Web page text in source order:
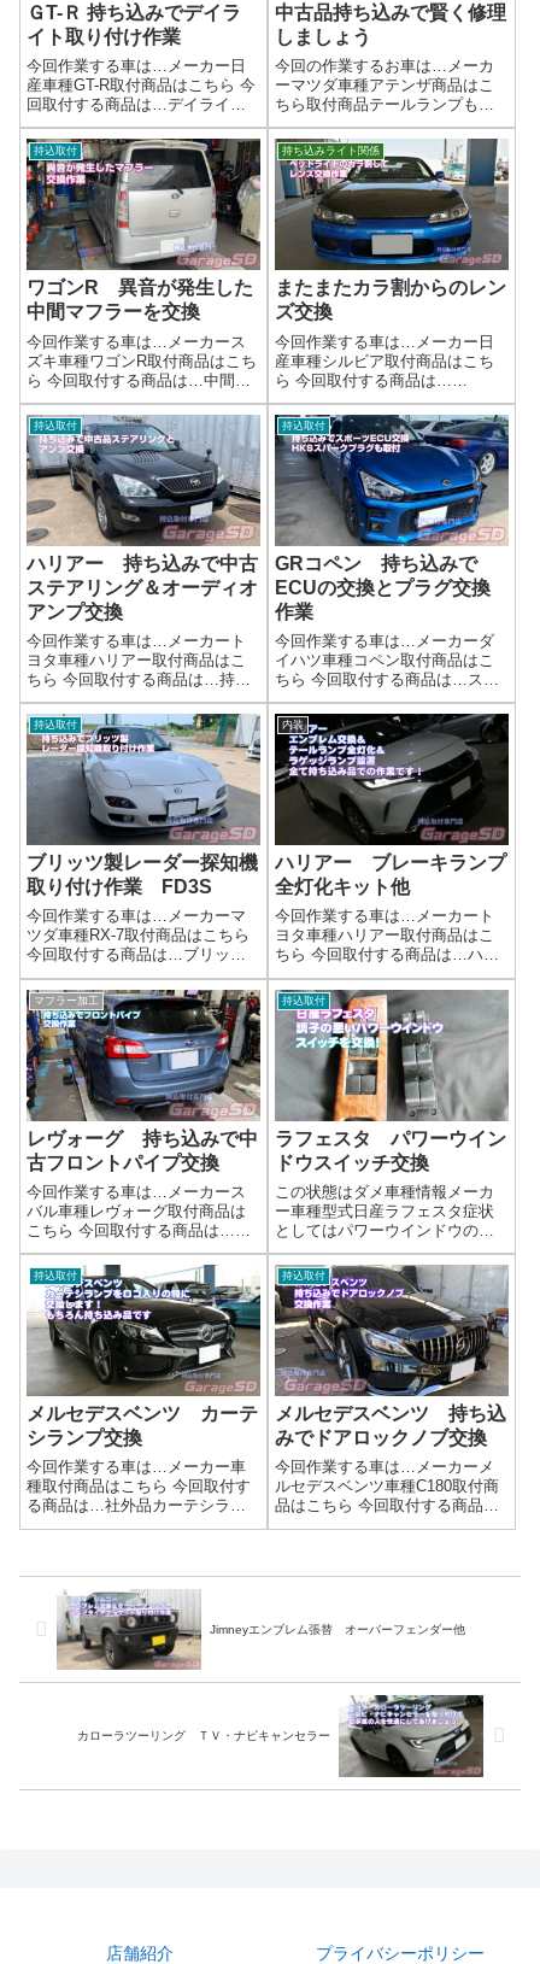
ＧT-Ｒ 持ち込みでデイラ
イト取り付け作業
今回作業する車は…メーカー日
産車種GT-R取付商品はこちら 今
回取付する商品は…デイライト
キット 純正っぽいです作業写
真GT-Rは外装取り外しとか、め
ちゃめちゃ大変なのでDIYでやる
人は頑張ってください(^^)/作業完
了持ち込みで電装品取り...
中古品持ち込みで賢く修理
しましょう
今回の作業するお車は…メーカ
ーマツダ車種アテンザ商品はこ
ちら取付商品テールランプもち
ろん中古品です(^^)/ディーラー様
だと新品に交換されちゃいます
からね🚗 中古パーツで賢く修
理！外装リペアサービス受付中
「ちょっとぶつけちゃった…」
「中古で...
持込取付
ワゴンR 異音が発生した
中間マフラーを交換
今回作業する車は…メーカース
ズキ車種ワゴンR取付商品はこち
ら 今回取付する商品は…中間マ
フラー リビルト品ですよく不
具合が出る場所だったりすると
リビルト品があったりします('ω')
ノ作業写真サクッと交換完了～
軽自動車のマフラーは社外新品
やリ...
持ち込みライト関係
またまたカラ割からのレン
ズ交換
今回作業する車は…メーカー日
産車種シルビア取付商品はこち
ら 今回取付する商品は…
WISESQUARE リペアレンズキ
ット for S15シルビアたしかこれ
だったはず…( 一一)作業写真シ
ルビアのカラ割は何度もこなし
ているので、慣れたもんです...
持込取付
ハリアー 持ち込みで中古
ステアリング＆オーディオ
アンプ交換
今回作業する車は…メーカート
ヨタ車種ハリアー取付商品はこ
ちら 今回取付する商品は…持ち
込みでステアリングとJBLオーデ
ィオアンプちゃんとご自身の車
と適合が取れているのであれ
ば、取り付けは可能です。適合
確認は必ずご自身でしっかりと
確認するよう...
持込取付
GRコペン 持ち込みで
ECUの交換とプラグ交換
作業
今回作業する車は…メーカーダ
イハツ車種コペン取付商品はこ
ちら 今回取付する商品は…スポ
ーツECU HKSスパークプラグ
作業写真交換完了スポーツECU
なので、この後の走行が楽しみ
ですね('ω')ノ作業完了持ち込みで
のECU交換作業はガレージＳ...
持込取付
ブリッツ製レーダー探知機
取り付け作業 FD3S
今回作業する車は…メーカーマ
ツダ車種RX-7取付商品はこちら
今回取付する商品は…ブリッツ
製 TL24ABん。オートバックス
限定モデルｗ作業写真取り付け
作業完了です作業完了持ち込み
品取り付け作業はガレージＳＤ
にお任せください(^^)/作業時...
内装
ハリアー ブレーキランプ
全灯化キット他
今回作業する車は…メーカート
ヨタ車種ハリアー取付商品はこ
ちら 今回取付する商品は…ハリ
アーエンブレムブレーキランプ
全灯化キットラゲッジランプキ
ット作業写真ラゲッジスペース
の視認性がとても良くなりまし
た。電源スイッチ付きなので、
操作性も抜群で...
マフラー加工
レヴォーグ 持ち込みで中
古フロントパイプ交換
今回作業する車は…メーカース
バル車種レヴォーグ取付商品は
こちら 今回取付する商品は…メ
ーカー不明 フロントパイプマ
フラー持ち込み時の注意点マフ
ラー持ち込み時の注意点交換マ
フラーの部品は揃っているかガ
スケットは新品で用意してある
か曲がりなどが...
持込取付
ラフェスタ パワーウイン
ドウスイッチ交換
この状態はダメ車種情報メーカ
ー車種型式日産ラフェスタ症状
としてはパワーウインドウのス
イッチが効いたり効かなかった
り…(/ω＼)ウインドウレギュレー
ターや、モーターが故障してい
る場合もあるので、しっかり故
障診断してから購入しましょ
う。故障診断...
持込取付
メルセデスベンツ カーテ
シランプ交換
今回作業する車は…メーカー車
種取付商品はこちら 今回取付す
る商品は…社外品カーテシラン
プAmazonで検索すると大量に出
ね。あとがきもともとカーテシ
ランプが付いていて電源が来て
いる物に...
持込取付
メルセデスベンツ 持ち込
みでドアロックノブ交換
今回作業する車は…メーカーメ
ルセデスベンツ車種C180取付商
品はこちら 今回取付する商品
は…中国製のドアロックノブで
けもお気軽にお申し付けくださ
ガレージＳＤ...
Jimneyエンブレム張替 オーバーフェンダー他
カローラツーリング ＴＶ・ナビキャンセラー
店舗紹介 プライバシーポリシー